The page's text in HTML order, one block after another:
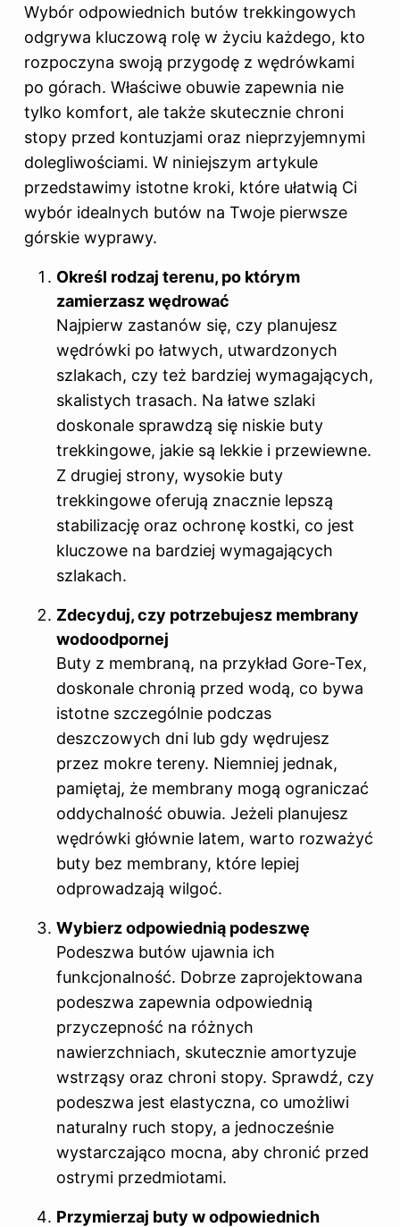
Wybór odpowiednich butów trekkingowych
odgrywa kluczową rolę w życiu każdego, kto
rozpoczyna swoją przygodę z wędrówkami
po górach. Właściwe obuwie zapewnia nie
tylko komfort, ale także skutecznie chroni
stopy przed kontuzjami oraz nieprzyjemnymi
dolegliwościami. W niniejszym artykule
przedstawimy istotne kroki, które ułatwią Ci
wybór idealnych butów na Twoje pierwsze
górskie wyprawy.
Określ rodzaj terenu, po którym
zamierzasz wędrować
Najpierw zastanów się, czy planujesz
wędrówki po łatwych, utwardzonych
szlakach, czy też bardziej wymagających,
skalistych trasach. Na łatwe szlaki
doskonale sprawdzą się niskie buty
trekkingowe, jakie są lekkie i przewiewne.
Z drugiej strony, wysokie buty
trekkingowe oferują znacznie lepszą
stabilizację oraz ochronę kostki, co jest
kluczowe na bardziej wymagających
szlakach.
Zdecyduj, czy potrzebujesz membrany
wodoodpornej
Buty z membraną, na przykład Gore-Tex,
doskonale chronią przed wodą, co bywa
istotne szczególnie podczas
deszczowych dni lub gdy wędrujesz
przez mokre tereny. Niemniej jednak,
pamiętaj, że membrany mogą ograniczać
oddychalność obuwia. Jeżeli planujesz
wędrówki głównie latem, warto rozważyć
buty bez membrany, które lepiej
odprowadzają wilgoć.
Wybierz odpowiednią podeszwę
Podeszwa butów ujawnia ich
funkcjonalność. Dobrze zaprojektowana
podeszwa zapewnia odpowiednią
przyczepność na różnych
nawierzchniach, skutecznie amortyzuje
wstrząsy oraz chroni stopy. Sprawdź, czy
podeszwa jest elastyczna, co umożliwi
naturalny ruch stopy, a jednocześnie
wystarczająco mocna, aby chronić przed
ostrymi przedmiotami.
Przymierzaj buty w odpowiednich